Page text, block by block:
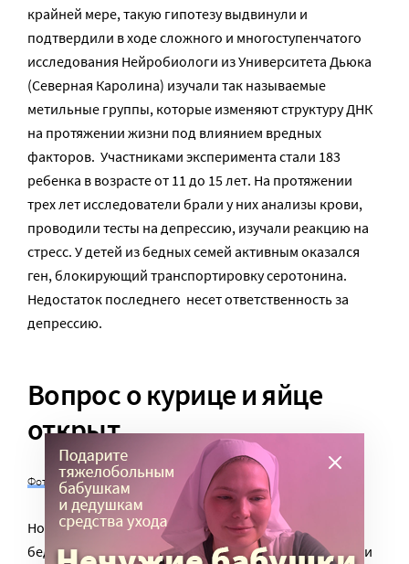
крайней мере, такую гипотезу выдвинули и
подтвердили в ходе сложного и многоступенчатого
исследования Нейробиологи из Университета Дьюка
(Северная Каролина) изучали так называемые
метильные группы, которые изменяют структуру ДНК
на протяжении жизни под влиянием вредных
факторов. Участниками эксперимента стали 183
ребенка в возрасте от 11 до 15 лет. На протяжении
трех лет исследователи брали у них анализы крови,
проводили тесты на депрессию, изучали реакцию на
стресс. У детей из бедных семей активным оказался
ген, блокирующий транспортировку серотонина.
Недостаток последнего несет ответственность за
депрессию.
Вопрос о курице и яйце
открыт
Фото с сайта nytimes.com
Но и психические заболевания могут привести к
бедности. Человек с биполярным расстройством или